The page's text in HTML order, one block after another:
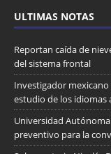
ULTIMAS NOTAS
Reportan caída de
del sistema frontal
Investigador mexicano
estudio de los idiomas
Universidad
preventivo para la